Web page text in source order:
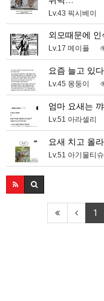
Lv.43 픽시베이
외모때문에 인
Lv.17 메이플
요즘 늘고 있
Lv.45 몽둥이
엄마 요새는
Lv.51 아라셀리
요새 치고 올
Lv.51 아기물티슈
1